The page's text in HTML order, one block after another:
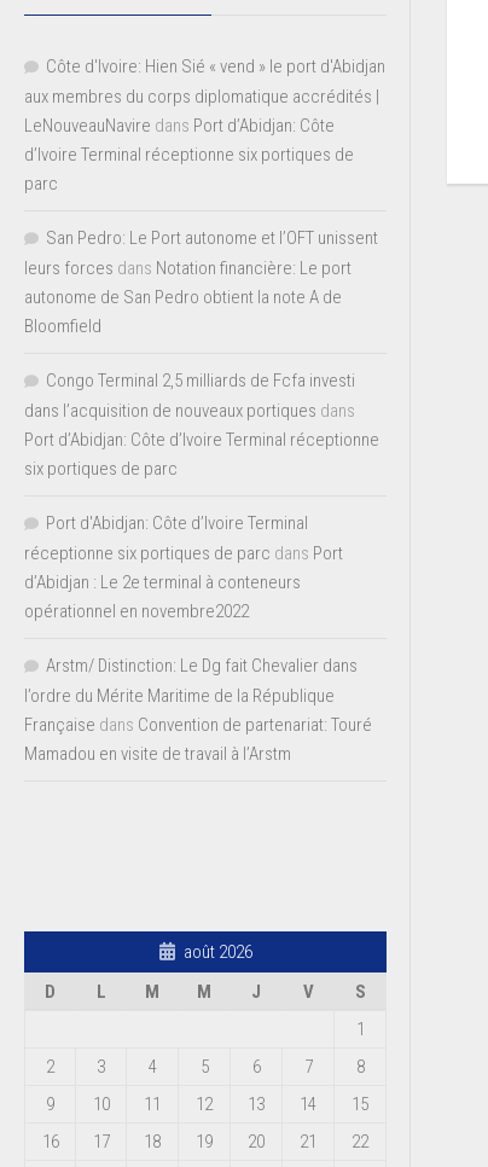
Côte d'Ivoire: Hien Sié « vend » le port d'Abidjan
aux membres du corps diplomatique accrédités |
LeNouveauNavire dans Port d’Abidjan: Côte
d’Ivoire Terminal réceptionne six portiques de
parc
San Pedro: Le Port autonome et l’OFT unissent
leurs forces dans Notation financière: Le port
autonome de San Pedro obtient la note A de
Bloomfield
Congo Terminal 2,5 milliards de Fcfa investi
dans l’acquisition de nouveaux portiques dans
Port d’Abidjan: Côte d’Ivoire Terminal réceptionne
six portiques de parc
Port d'Abidjan: Côte d’Ivoire Terminal
réceptionne six portiques de parc dans Port
d’Abidjan : Le 2e terminal à conteneurs
opérationnel en novembre2022
Arstm/ Distinction: Le Dg fait Chevalier dans
l’ordre du Mérite Maritime de la République
Française dans Convention de partenariat: Touré
Mamadou en visite de travail à l’Arstm
août 2026
D
L M M J V
S
1
2
3 4 5 6 7
8
9
10 11 12 13 14
15
16
17 18 19 20 21
22